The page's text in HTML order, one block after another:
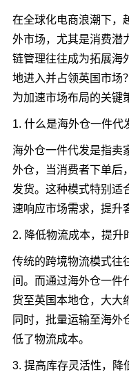
在全球化电商浪潮下，
外市场，尤其是消费潜
链管理往往成为拓展海
地进入并占领英国市场
为加速市场布局的关键
1. 什么是海外仓一件代
海外仓一件代发是指卖
外仓，当消费者下单后
发货。这种模式特别适
速响应市场需求，提升
2. 降低物流成本，提升
传统的跨境物流模式往
间。而通过海外仓一件
货至英国本地仓，大大
同时，批量运输至海外
低了物流成本。
3. 提高库存灵活性，降